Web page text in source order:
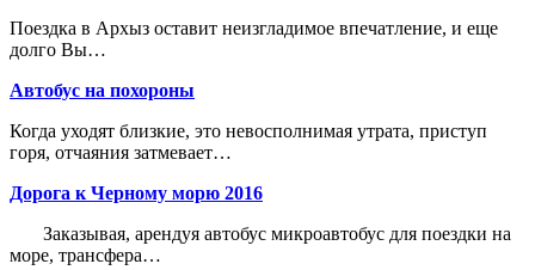
Поездка в Архыз оставит неизгладимое впечатление, и еще
долго Вы…
Автобус на похороны
Когда уходят близкие, это невосполнимая утрата, приступ
горя, отчаяния затмевает…
Дорога к Черному морю 2016
Заказывая, арендуя автобус микроавтобус для поездки на
море, трансфера…